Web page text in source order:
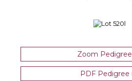
Zoom Pedigree
PDF Pedigree